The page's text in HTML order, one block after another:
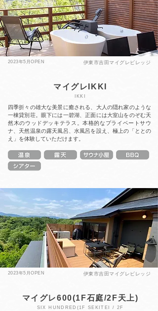
2023年5月OPEN 伊東市吉田マイグレビレッジ
マイグレIKKI
IKKI
四季折々の雄大な美景に癒される、大人の隠れ家のような
一棟貸別荘。眼下には一碧湖、正面には大室山をのぞむ天
然木のウッドデッキテラス。本格的なプライベートサウ
ナ、天然温泉の露天風呂、水風呂を設え、極上の「ととの
え」を体験していただけます。
2023年5月OPEN 伊東市吉田マイグレビレッジ
マイグレ600(1F石庭/2F天上)
SIX HUNDRED (1F SEKITEI / 2F